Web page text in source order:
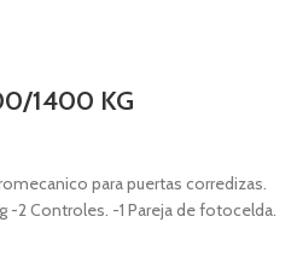
1400 KG
para puertas corredizas.
-2 Controles. -1 Pareja de fotocelda.